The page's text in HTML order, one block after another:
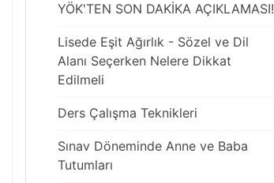
YÖK'TEN SON DAKİKA AÇIKLAMASI!
Lisede Eşit Ağırlık - Sözel ve Dil
Alanı Seçerken Nelere Dikkat
Edilmeli
Ders Çalışma Teknikleri
Sınav Döneminde Anne ve Baba
Tutumları